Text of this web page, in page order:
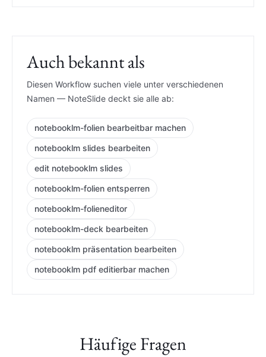
Auch bekannt als
Diesen Workflow suchen viele unter verschiedenen
Namen — NoteSlide deckt sie alle ab:
notebooklm-folien bearbeitbar machen
notebooklm slides bearbeiten
edit notebooklm slides
notebooklm-folien entsperren
notebooklm-folieneditor
notebooklm-deck bearbeiten
notebooklm präsentation bearbeiten
notebooklm pdf editierbar machen
Häufige Fragen